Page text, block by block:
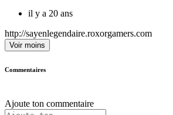
il y a 20 ans
http://sayenlegendaire.roxorgamers.com
Voir moins
Commentaires
Ajoute ton commentaire